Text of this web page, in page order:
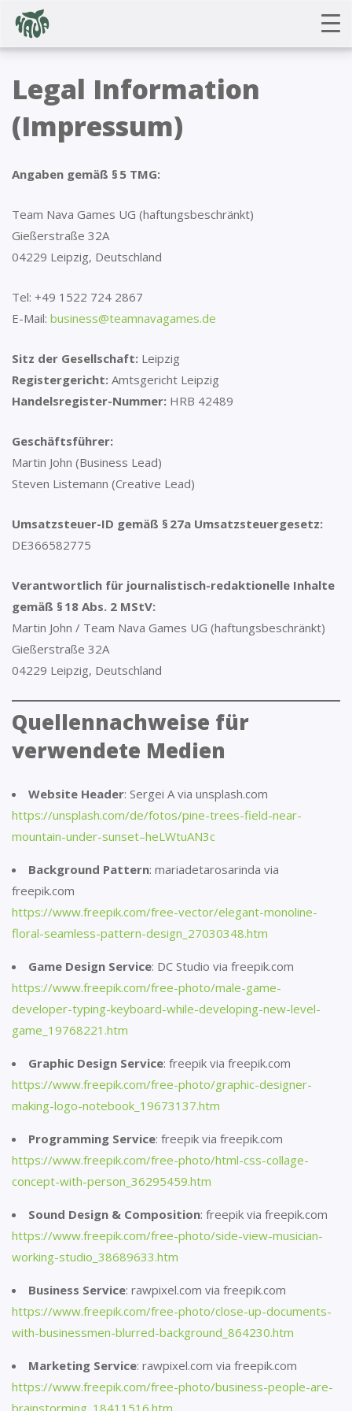
Legal Information
(Impressum)
Angaben gemäß § 5 TMG:
Team Nava Games UG (haftungsbeschränkt)
Gießerstraße 32A
04229 Leipzig, Deutschland
Tel: +49 1522 724 2867
E-Mail: business@teamnavagames.de
Sitz der Gesellschaft: Leipzig
Registergericht: Amtsgericht Leipzig
Handelsregister-Nummer: HRB 42489
Geschäftsführer:
Martin John (Business Lead)
Steven Listemann (Creative Lead)
Umsatzsteuer-ID gemäß § 27a Umsatzsteuergesetz:
DE366582775
Verantwortlich für journalistisch-redaktionelle Inhalte
gemäß § 18 Abs. 2 MStV:
Martin John / Team Nava Games UG (haftungsbeschränkt)
Gießerstraße 32A
04229 Leipzig, Deutschland
Quellennachweise für
verwendete Medien
Website Header: Sergei A via unsplash.com
https://unsplash.com/de/fotos/pine-trees-field-near-
mountain-under-sunset–heLWtuAN3c
Background Pattern: mariadetarosarinda via
freepik.com
https://www.freepik.com/free-vector/elegant-monoline-
floral-seamless-pattern-design_27030348.htm
Game Design Service: DC Studio via freepik.com
https://www.freepik.com/free-photo/male-game-
developer-typing-keyboard-while-developing-new-level-
game_19768221.htm
Graphic Design Service: freepik via freepik.com
https://www.freepik.com/free-photo/graphic-designer-
making-logo-notebook_19673137.htm
Programming Service: freepik via freepik.com
https://www.freepik.com/free-photo/html-css-collage-
concept-with-person_36295459.htm
Sound Design & Composition: freepik via freepik.com
https://www.freepik.com/free-photo/side-view-musician-
working-studio_38689633.htm
Business Service: rawpixel.com via freepik.com
https://www.freepik.com/free-photo/close-up-documents-
with-businessmen-blurred-background_864230.htm
Marketing Service: rawpixel.com via freepik.com
https://www.freepik.com/free-photo/business-people-are-
brainstorming_18411516.htm